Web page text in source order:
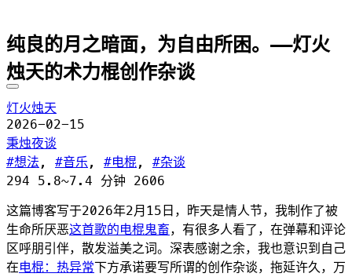
纯良的月之暗面，为自由所困。——灯火
烛天的术力棍创作杂谈
灯火烛天
2026-02-15
秉烛夜谈
想法, 音乐, 电棍,
杂谈
294 5.8~7.4 分钟 2606
这篇博客写于2026年2月15日，昨天是情人节，我制作了被
生命所厌恶这首歌的电棍鬼畜，有很多人看了，在弹幕和评论
区呼朋引伴，散发溢美之词。深表感谢之余，我也意识到自己
在电棍：热异常下方承诺要写所谓的创作杂谈，拖延许久，万